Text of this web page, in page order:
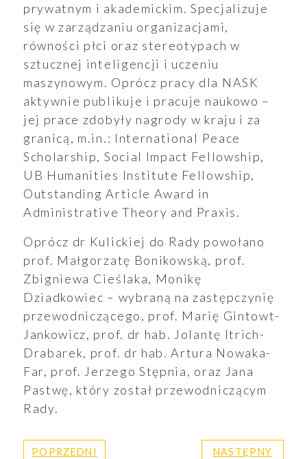
prywatnym i akademickim. Specjalizuje
się w zarządzaniu organizacjami,
równości płci oraz stereotypach w
sztucznej inteligencji i uczeniu
maszynowym. Oprócz pracy dla NASK
aktywnie publikuje i pracuje naukowo –
jej prace zdobyły nagrody w kraju i za
granicą, m.in.: International Peace
Scholarship, Social Impact Fellowship,
UB Humanities Institute Fellowship,
Outstanding Article Award in
Administrative Theory and Praxis.
Oprócz dr Kulickiej do Rady powołano
prof. Małgorzatę Bonikowską, prof.
Zbigniewa Cieślaka, Monikę
Dziadkowiec – wybraną na zastępczynię
przewodniczącego, prof. Marię Gintowt-
Jankowicz, prof. dr hab. Jolantę Itrich-
Drabarek, prof. dr hab. Artura Nowaka-
Far, prof. Jerzego Stępnia, oraz Jana
Pastwę, który został przewodniczącym
Rady.
POPRZEDNI NASTĘPNY